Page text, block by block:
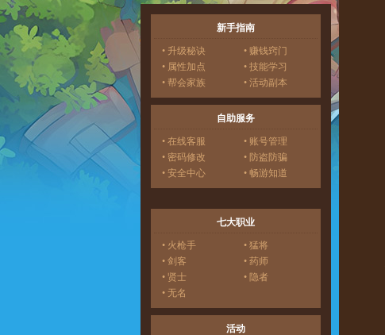
新手指南
• 升级秘诀
• 赚钱窍门
• 属性加点
• 技能学习
• 帮会家族
• 活动副本
自助服务
• 在线客服
• 账号管理
• 密码修改
• 防盗防骗
• 安全中心
• 畅游知道
七大职业
• 火枪手
• 猛将
• 剑客
• 药师
• 贤士
• 隐者
• 无名
活动